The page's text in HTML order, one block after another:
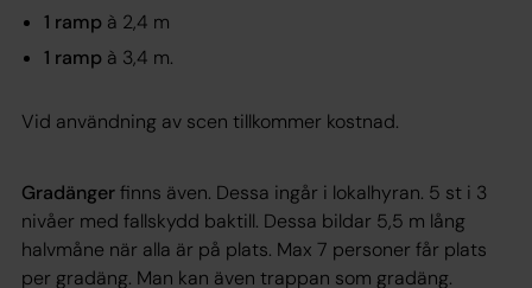
1 ramp à 2,4 m
1 ramp à 3,4 m.
Vid användning av scen tillkommer kostnad.
Gradängerfinns även. Dessa ingår i lokalhyran. 5 st i 3
nivåer med fallskydd baktill. Dessa bildar 5,5 m lång
halvmåne när alla är på plats. Max 7 personer får plats
per gradäng. Man kan även trappan som gradäng.